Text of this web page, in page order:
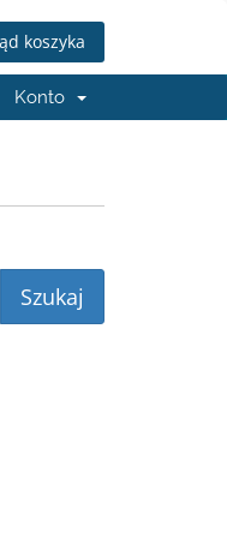
koszyka
Konto